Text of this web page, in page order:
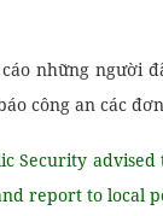
những người
công an các
Security
report to local